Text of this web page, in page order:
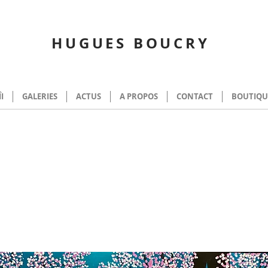
HUGUES BOUCRY
GALERIES ACTUS A PROPOS CONTACT